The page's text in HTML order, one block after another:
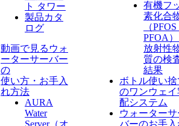
ト タワー
製品カタ
ログ
動画で見るウォ
ーターサーバー
の
使い方・お手入
れ方法
AURA
Water
Server​（オ
有機フ
素化合
（
PFOA
放射性
質の検
結果
ボトル使い捨
のワンウェイ
配システム
ウォーター
バーのお手入